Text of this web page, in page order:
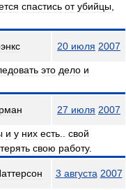
спастись от убийцы
20 июля 2007
это дело и
27 июля 2007
и у них есть
свой
свою работу.
3 августа 2007